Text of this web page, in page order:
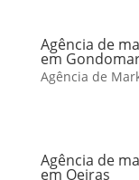
Agência de
em
Agência de
Agência de
em Oeiras